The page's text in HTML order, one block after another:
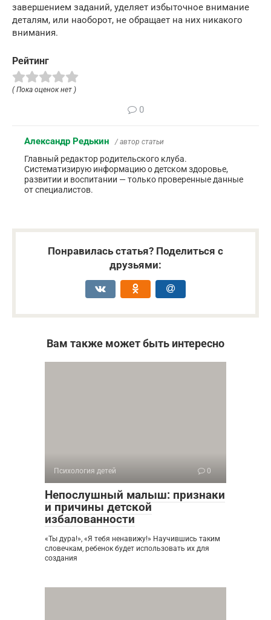
завершением заданий, уделяет избыточное внимание
деталям, или наоборот, не обращает на них никакого
внимания.
Рейтинг
( Пока оценок нет )
0
Александр Редькин / автор статьи
Главный редактор родительского клуба.
Систематизирую информацию о детском здоровье,
развитии и воспитании — только проверенные данные
от специалистов.
Понравилась статья? Поделиться с
друзьями:
Вам также может быть интересно
Психология детей 0
Непослушный малыш: признаки
и причины детской
избалованности
«Ты дура!», «Я тебя ненавижу!» Научившись таким
словечкам, ребенок будет использовать их для
создания